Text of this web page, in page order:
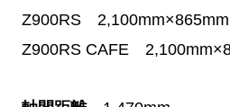
Z900RS
Z900RS CAFE